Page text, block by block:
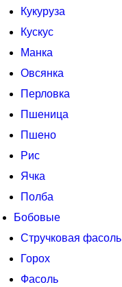
Кукуруза
Кускус
Манка
Овсянка
Перловка
Пшеница
Пшено
Рис
Ячка
Полба
Бобовые
Стручковая фасоль
Горох
Фасоль